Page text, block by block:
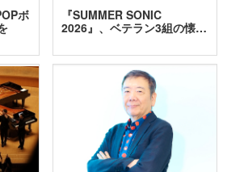
ボ
『SUMMER SONIC
2026』、ベテラン3組の懐…